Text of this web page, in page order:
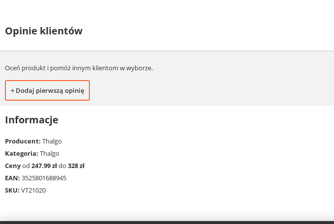
Opinie klientów
Oceń produkt i pomóż innym klientom w wyborze.
+ Dodaj pierwszą opinię
Informacje
Producent: Thalgo
Kategoria: Thalgo
Cenyod 247.99 złdo 328 zł
EAN: 3525801688945
SKU: VT21020